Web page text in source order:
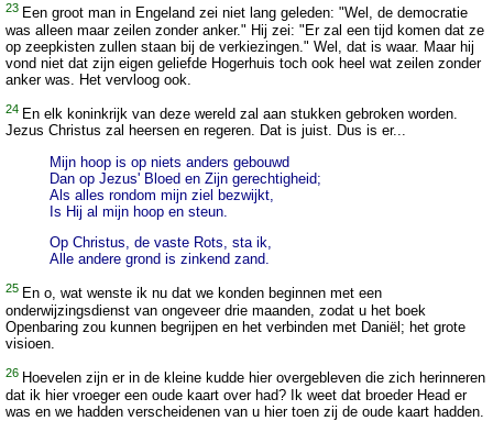
23 Een groot man in Engeland zei niet lang geleden: "Wel, de democratie
was alleen maar zeilen zonder anker." Hij zei: "Er zal een tijd komen dat ze
op zeepkisten zullen staan bij de verkiezingen." Wel, dat is waar. Maar hij
vond niet dat zijn eigen geliefde Hogerhuis toch ook heel wat zeilen zonder
anker was. Het vervloog ook.
24 En elk koninkrijk van deze wereld zal aan stukken gebroken worden.
Jezus Christus zal heersen en regeren. Dat is juist. Dus is er...
Mijn hoop is op niets anders gebouwd
Dan op Jezus' Bloed en Zijn gerechtigheid;
Als alles rondom mijn ziel bezwijkt,
Is Hij al mijn hoop en steun.
Op Christus, de vaste Rots, sta ik,
Alle andere grond is zinkend zand.
25 En o, wat wenste ik nu dat we konden beginnen met een
onderwijzingsdienst van ongeveer drie maanden, zodat u het boek
Openbaring zou kunnen begrijpen en het verbinden met Daniël; het grote
visioen.
26 Hoevelen zijn er in de kleine kudde hier overgebleven die zich herinneren
dat ik hier vroeger een oude kaart over had? Ik weet dat broeder Head er
was en we hadden verscheidenen van u hier toen zij de oude kaart hadden.